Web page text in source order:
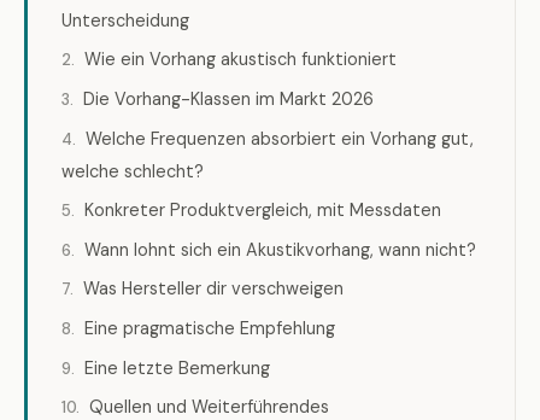
Unterscheidung
Wie ein Vorhang akustisch funktioniert
Die Vorhang-Klassen im Markt 2026
Welche Frequenzen absorbiert ein Vorhang gut,
welche schlecht?
Konkreter Produktvergleich, mit Messdaten
Wann lohnt sich ein Akustikvorhang, wann nicht?
Was Hersteller dir verschweigen
Eine pragmatische Empfehlung
Eine letzte Bemerkung
Quellen und Weiterführendes